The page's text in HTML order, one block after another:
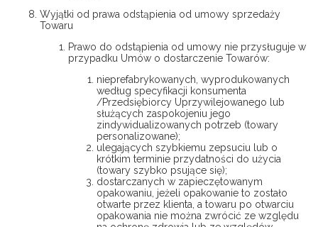
Wyjątki od prawa odstąpienia od umowy sprzedaży
Towaru
Prawo do odstąpienia od umowy nie przysługuje w
przypadku Umów o dostarczenie Towarów:
nieprefabrykowanych, wyprodukowanych
według specyfikacji konsumenta
/Przedsiębiorcy Uprzywilejowanego lub
służących zaspokojeniu jego
zindywidualizowanych potrzeb (towary
personalizowane);
ulegających szybkiemu zepsuciu lub o
krótkim terminie przydatności do użycia
(towary szybko psujące się);
dostarczanych w zapieczętowanym
opakowaniu, jeżeli opakowanie to zostało
otwarte przez klienta, a towaru po otwarciu
opakowania nie można zwrócić ze względu